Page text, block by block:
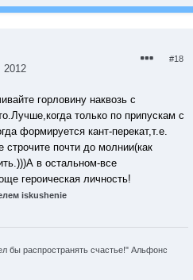
2012
#18
горловину наквозь с
только по припускам с
формируется кант-перекат,т.е.
строчите почти до молнии(как
в остальном-все
героическая личность!
iskushenie
бы распространять счастье!" Альфонс